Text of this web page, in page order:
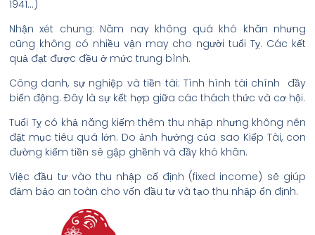
1941…)
Nhận xét chung: Năm nay không quá khó khăn nhưng
cũng không có nhiều vận may cho người tuổi Tỵ. Các kết
quả đạt được đều ở mức trung bình.
Công danh, sự nghiệp và tiền tài: Tình hình tài chính đầy
biến động. Đây là sự kết hợp giữa các thách thức và cơ hội.
Tuổi Tỵ có khả năng kiếm thêm thu nhập nhưng không nên
đặt mục tiêu quá lớn. Do ảnh hưởng của sao Kiếp Tài, con
đường kiếm tiền sẽ gập ghềnh và đầy khó khăn.
Việc đầu tư vào thu nhập cố định (fixed income) sẽ giúp
đảm bảo an toàn cho vốn đầu tư và tạo thu nhập ổn định.